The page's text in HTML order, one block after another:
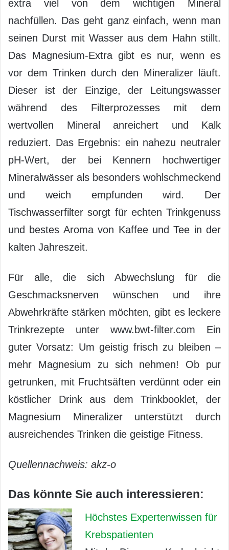
extra viel von dem wichtigen Mineral
nachfüllen. Das geht ganz einfach, wenn man
seinen Durst mit Wasser aus dem Hahn stillt.
Das Magnesium-Extra gibt es nur, wenn es
vor dem Trinken durch den Mineralizer läuft.
Dieser ist der Einzige, der Leitungswasser
während des Filterprozesses mit dem
wertvollen Mineral anreichert und Kalk
reduziert. Das Ergebnis: ein nahezu neutraler
pH-Wert, der bei Kennern hochwertiger
Mineralwässer als besonders wohlschmeckend
und weich empfunden wird. Der
Tischwasserfilter sorgt für echten Trinkgenuss
und bestes Aroma von Kaffee und Tee in der
kalten Jahreszeit.
Für alle, die sich Abwechslung für die
Geschmacksnerven wünschen und ihre
Abwehrkräfte stärken möchten, gibt es leckere
Trinkrezepte unter www.bwt-filter.com Ein
guter Vorsatz: Um geistig frisch zu bleiben –
mehr Magnesium zu sich nehmen! Ob pur
getrunken, mit Fruchtsäften verdünnt oder ein
köstlicher Drink aus dem Trinkbooklet, der
Magnesium Mineralizer unterstützt durch
ausreichendes Trinken die geistige Fitness.
Quellennachweis: akz-o
Das könnte Sie auch interessieren:
Höchstes Expertenwissen für
Krebspatienten